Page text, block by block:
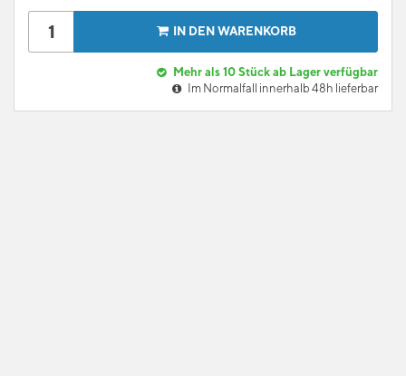
IN DEN WARENKORB
Mehr als 10 Stück ab Lager verfügbar
Im Normalfall innerhalb 48h lieferbar